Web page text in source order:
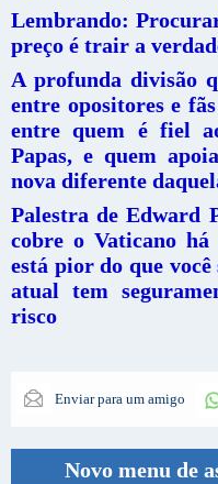
Lembrando:
preço é trair a
A profunda divisão
entre opositores e
entre quem é fiel
Papas, e quem
nova diferente
Palestra de Edward
cobre o Vaticano
está pior do que
atual tem
risco
Enviar para um amigo
Novo menu de